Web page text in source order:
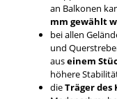
an Balkonen
mm gewählt
bei allen
und
auseinem
höhere
dieTräger des